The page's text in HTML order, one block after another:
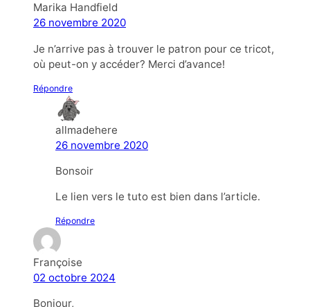
Marika Handfield
26 novembre 2020
Je n’arrive pas à trouver le patron pour ce tricot,
où peut-on y accéder? Merci d’avance!
Répondre
allmadehere
26 novembre 2020
Bonsoir
Le lien vers le tuto est bien dans l’article.
Répondre
Françoise
02 octobre 2024
Bonjour,